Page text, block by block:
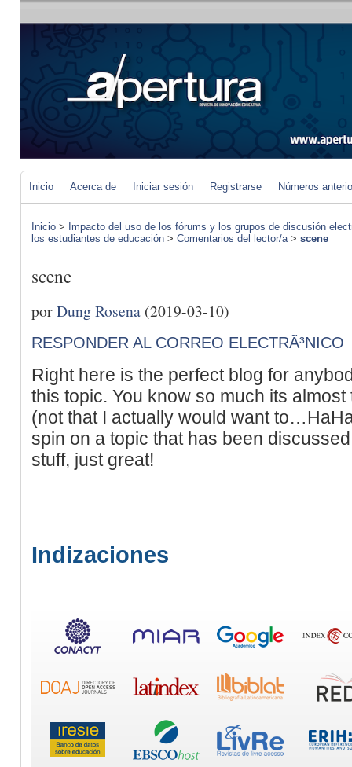
Inicio Acerca de Iniciar sesión Registrarse Números
Inicio > Impacto del uso de los fórums y los grupos de discusión
los estudiantes de educación > Comentarios del lector/a> scene
scene
porDung Rosena (2019-03-10)
RESPONDER AL CORREO ELECTRÃ³NICO
Right here is the perfect blog for
this topic. You know so much its
(not that I actually would want
spin on a topic that has been
stuff, just great!
Indizaciones